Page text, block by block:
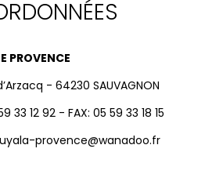
PROVENCE
- 64230 SAUVAGNON
33 12 92 - FAX: 05 59 33 18 15
provence@wanadoo.fr